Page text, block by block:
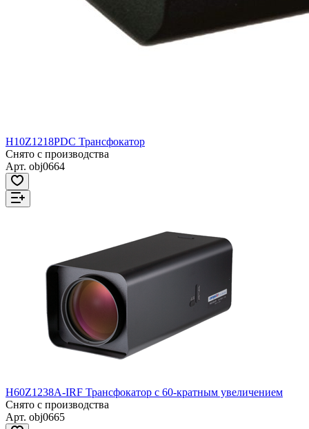
H10Z1218PDC Трансфокатор
Снято с производства
Арт. obj0664
H60Z1238A-IRF Трансфокатор с 60-кратным увеличением
Снято с производства
Арт. obj0665